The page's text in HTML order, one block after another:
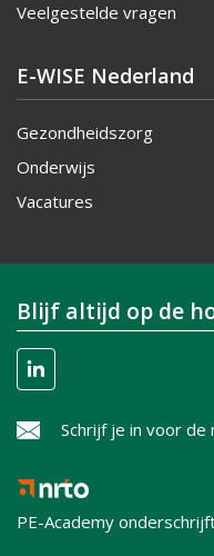
Veelgestelde vragen
E-WISE Nederland
Gezondheidszorg
Onderwijs
Vacatures
Blijf altijd op de
Schrijf je in voor de
PE-Academy